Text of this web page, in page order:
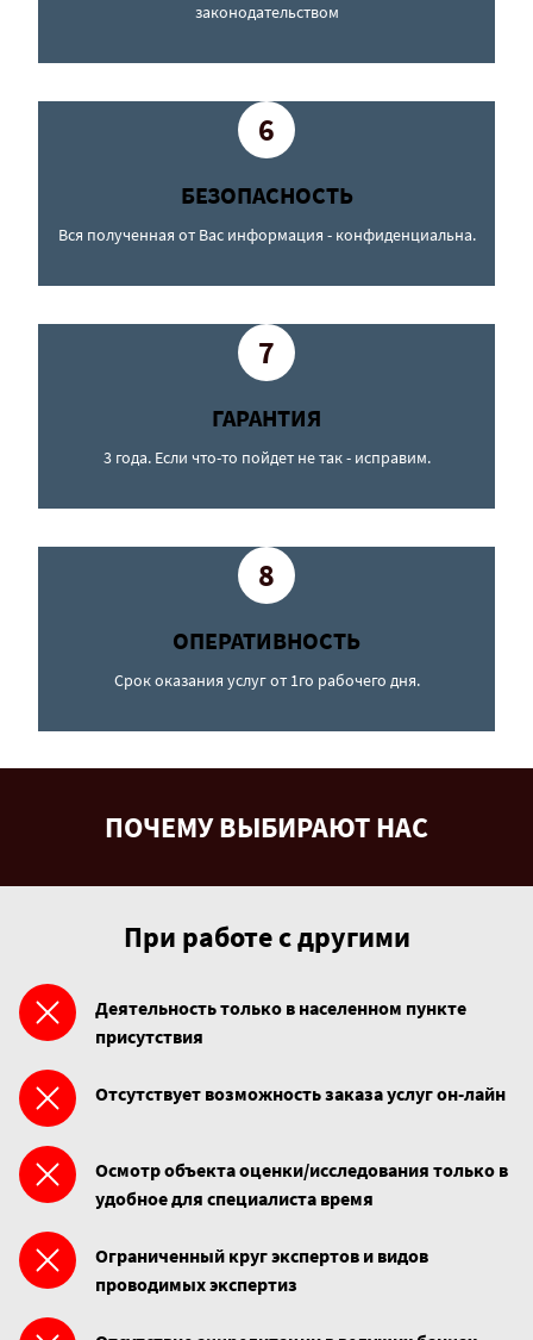
законодательством
6
БЕЗОПАСНОСТЬ
Вся полученная от Вас информация - конфиденциальна.
7
ГАРАНТИЯ
3 года. Если что-то пойдет не так - исправим.
8
ОПЕРАТИВНОСТЬ
Срок оказания услуг от 1го рабочего дня.
ПОЧЕМУ ВЫБИРАЮТ НАС
При работе с другими
Деятельность только в населенном пункте
присутствия
Отсутствует возможность заказа услуг он-лайн
Осмотр объекта оценки/исследования только в
удобное для специалиста время
Ограниченный круг экспертов и видов
проводимых экспертиз